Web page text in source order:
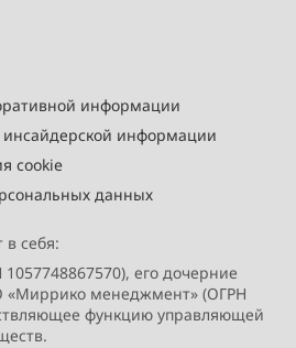
информации
информации
cookie
данных
в себя:
его дочерние
«Миррико менеджмент» (ОГРН
функцию управляющей